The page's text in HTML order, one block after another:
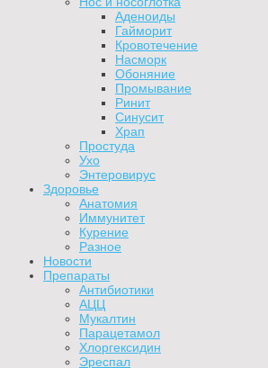
Аденоиды
Гайморит
Кровотечение
Насморк
Обоняние
Промывание
Ринит
Синусит
Храп
Простуда
Ухо
Энтеровирус
Здоровье
Анатомия
Иммунитет
Курение
Разное
Новости
Препараты
Антибиотики
АЦЦ
Мукалтин
Парацетамол
Хлоргексидин
Эреспал